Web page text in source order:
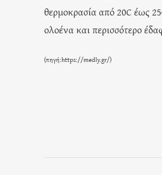
θερμοκρασία από 20C έως
ολοένα και περισσότερο
(πηγή:https://medly.gr/)